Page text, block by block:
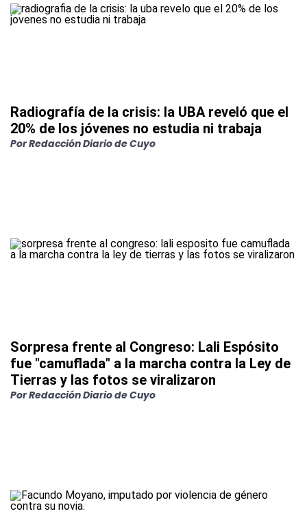
Radiografía de la crisis: la UBA reveló que el
20% de los jóvenes no estudia ni trabaja
PorRedacción Diario de Cuyo
Sorpresa frente al Congreso: Lali Espósito
fue "camuflada" a la marcha contra la Ley de
Tierras y las fotos se viralizaron
PorRedacción Diario de Cuyo